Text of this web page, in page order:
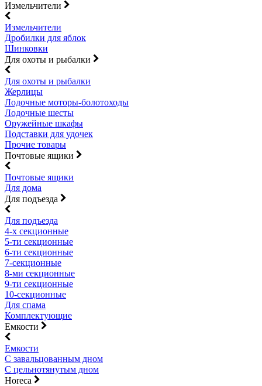
Измельчители
Измельчители
Дробилки для яблок
Шинковки
Для охоты и рыбалки
Для охоты и рыбалки
Жерлицы
Лодочные моторы-болотоходы
Лодочные шесты
Оружейные шкафы
Подставки для удочек
Прочие товары
Почтовые ящики
Почтовые ящики
Для дома
Для подъезда
Для подъезда
4-х секционные
5-ти секционные
6-ти секционные
7-секционные
8-ми секционные
9-ти секционные
10-секционные
Для спама
Комплектующие
Емкости
Емкости
С завальцованным дном
С цельнотянутым дном
Horeca